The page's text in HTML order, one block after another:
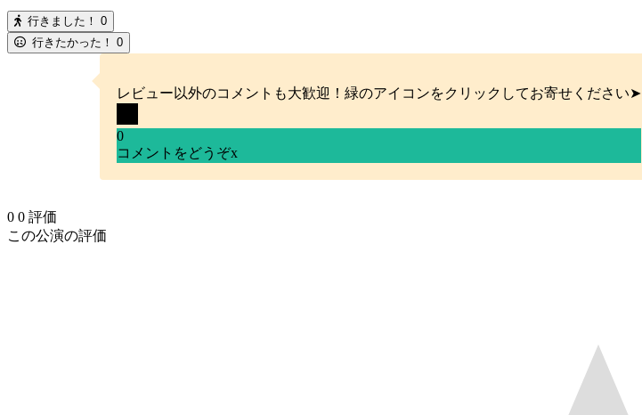
行きました！ 0
行きたかった！ 0
レビュー以外のコメントも大歓迎！緑のアイコンをクリックしてお寄せください➤
0
コメントをどうぞx
0 0 評価
この公演の評価